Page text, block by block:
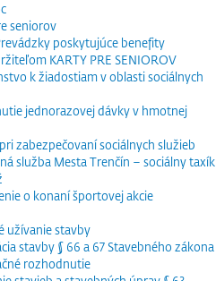
seniorov
poskytujúce benefity
KARTY PRE SENIOROV
k žiadostiam v oblasti sociálnych
jednorazovej dávky v hmotnej
zabezpečovaní sociálnych služieb
služba Mesta Trenčín – sociálny taxík
o konaní športovej akcie
užívanie stavby
stavby § 66 a 67 Stavebného zákona
rozhodnutie